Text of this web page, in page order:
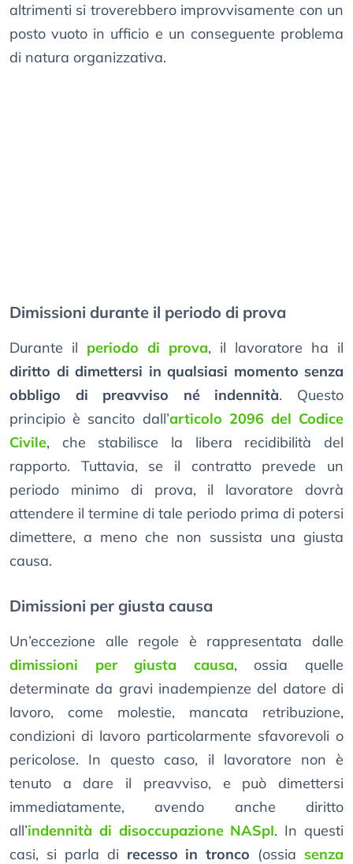
altrimenti si troverebbero improvvisamente con un
posto vuoto in ufficio e un conseguente problema
di natura organizzativa.
Dimissioni durante il periodo di prova
Durante il periodo di prova, il lavoratore ha il
diritto di dimettersi in qualsiasi momento senza
obbligo di preavviso né indennità. Questo
principio è sancito dall’articolo 2096 del Codice
Civile, che stabilisce la libera recidibilità del
rapporto. Tuttavia, se il contratto prevede un
periodo minimo di prova, il lavoratore dovrà
attendere il termine di tale periodo prima di potersi
dimettere, a meno che non sussista una giusta
causa.
Dimissioni per giusta causa
Un’eccezione alle regole è rappresentata dalle
dimissioni per giusta causa, ossia quelle
determinate da gravi inadempienze del datore di
lavoro, come molestie, mancata retribuzione,
condizioni di lavoro particolarmente sfavorevoli o
pericolose. In questo caso, il lavoratore non è
tenuto a dare il preavviso, e può dimettersi
immediatamente, avendo anche diritto
all’indennità di disoccupazione NASpI. In questi
casi, si parla di recesso in tronco (ossia senza